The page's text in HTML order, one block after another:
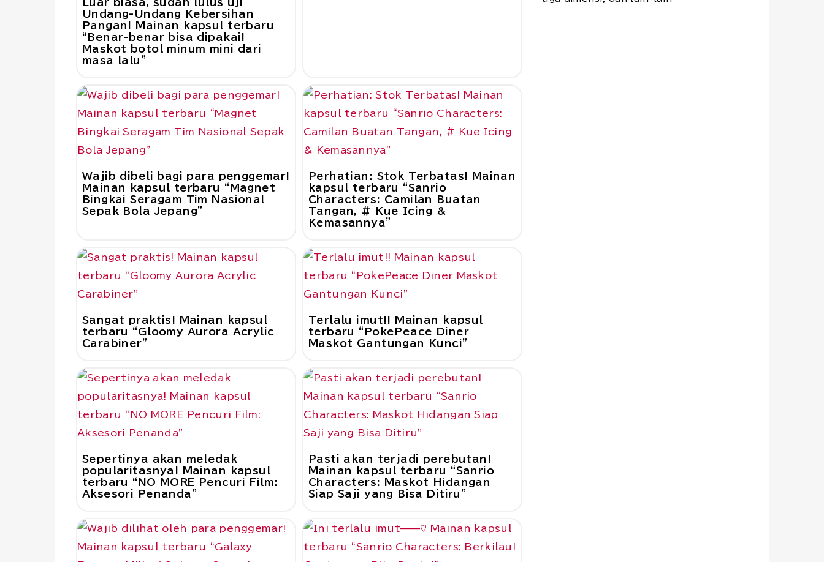
Undang-Undang Kebersihan
Pangan! Mainan kapsul terbaru
“Benar-benar bisa dipakai!
Maskot botol minum mini dari
masa lalu”
Wajib dibeli bagi para penggemar!
Mainan kapsul terbaru “Magnet
Bingkai Seragam Tim Nasional
Sepak Bola Jepang”
Perhatian: Stok Terbatas! Mainan
kapsul terbaru “Sanrio
Characters: Camilan Buatan
Tangan, # Kue Icing &
Kemasannya”
Sangat praktis! Mainan kapsul
terbaru “Gloomy Aurora Acrylic
Carabiner”
Terlalu imut!! Mainan kapsul
terbaru “PokePeace Diner
Maskot Gantungan Kunci”
Sepertinya akan meledak
popularitasnya! Mainan kapsul
terbaru “NO MORE Pencuri Film:
Aksesori Penanda”
Pasti akan terjadi perebutan!
Mainan kapsul terbaru “Sanrio
Characters: Maskot Hidangan
Siap Saji yang Bisa Ditiru”